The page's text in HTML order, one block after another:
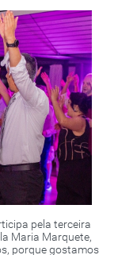
pela terceira
Maria Marquete,
porque gostamos